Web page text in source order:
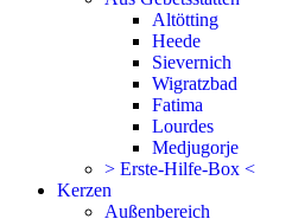
Altötting
Heede
Sievernich
Wigratzbad
Fatima
Lourdes
Medjugorje
> Erste-Hilfe-Box <
Kerzen
Außenbereich